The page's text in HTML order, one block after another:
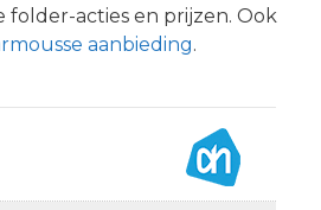
folder-acties en prijzen. Ook
aanbieding.